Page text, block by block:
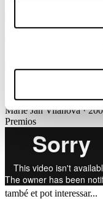
Al bell mig de l’estiu,
Jan Vilanova ·
Gerard
Monné CastIça Velasco,
Marie Jan Vilanova ·
Premios
també et pot interessar...